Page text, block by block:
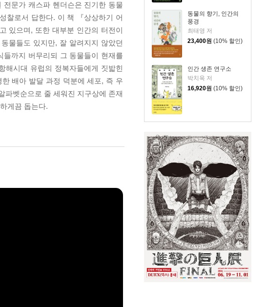
동물의 향기, 인간의
풍경
최태영 저
23,400원 (10% 할인)
인간 생존 연구소
박치욱 저
16,920원 (10% 할인)
문가 캐스파 헨더슨은 진기한 동물
찰로서 답한다. 이 책 『상상하기 어
있으며, 또한 대부분 인간의 터전이
물들도 있지만, 잘 알려지지 않았던
까지 버무리되 그 동물들이 현재를
해시대 유럽의 정복자들에게 짓밟힌
배아 발달 과정 덕분에 세포, 즉 우
파벳순으로 줄 세워진 지구상에 존재
게끔 돕는다.